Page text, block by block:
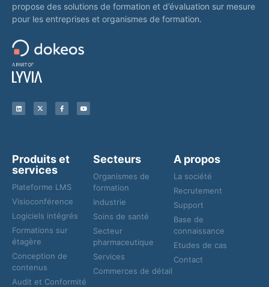
propose des solutions de formation et d’évaluation sur mesure
pour les entreprises et organismes de formation.
Produits et
services
Plateforme LMS
Visioconférence
Logiciels intégrés
Formations sur
étagère
Conception de
contenus
Audit et Conformité
Secteurs
Organismes de
formation
Industrie
Soins de santé
Secteur
pharmaceutique
Services
Commerces de détail
A propos
La société
Recrutement
Support
Base de
connaissance
Etudes de cas
Contact